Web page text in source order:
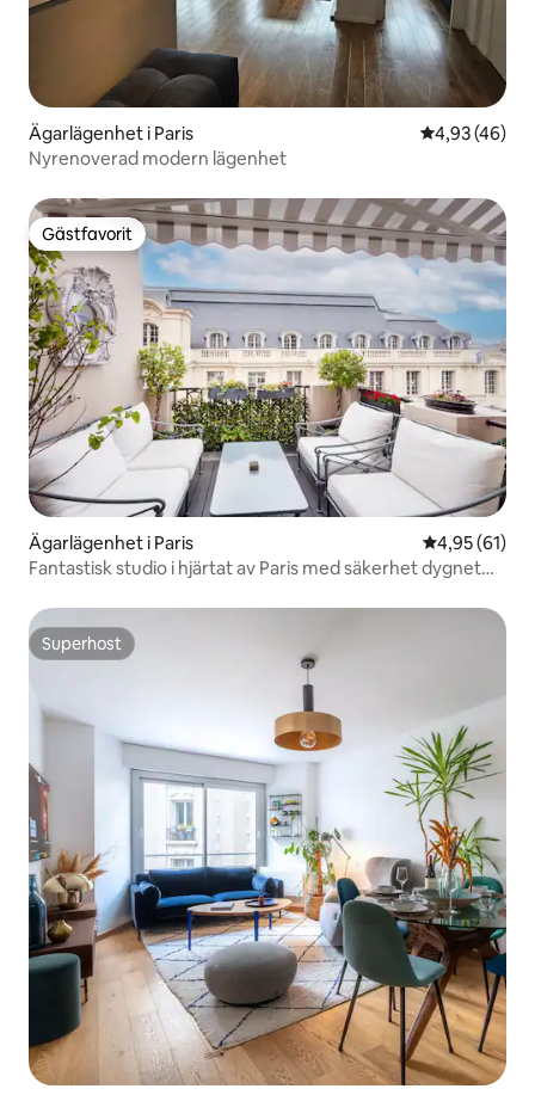
Ägarlägenhet i Paris 4,93 av 5 i
4,93 (46)
Nyrenoverad modern lägenhet
Gästfavorit
Gästfavorit
Ägarlägenhet i Paris 4,95 av 5 i
4,95 (61)
Fantastisk studio i hjärtat av Paris med säkerhet dygnet
Superhost
Superhost